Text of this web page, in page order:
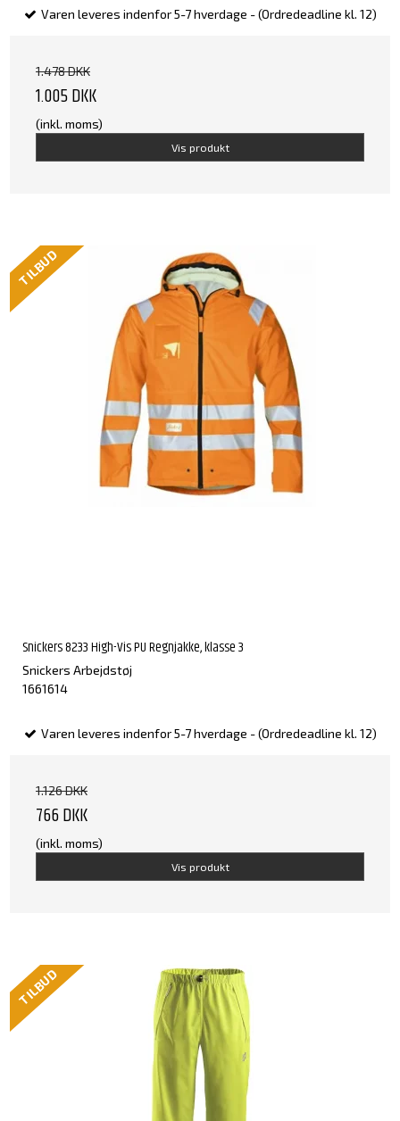
Varen leveres indenfor 5-7 hverdage - (Ordredeadline kl. 12)
1.478 DKK
1.005 DKK
(inkl. moms)
Vis produkt
TILBUD
Snickers 8233 High-Vis PU Regnjakke, klasse 3
Snickers Arbejdstøj
1661614
Varen leveres indenfor 5-7 hverdage - (Ordredeadline kl. 12)
1.126 DKK
766 DKK
(inkl. moms)
Vis produkt
TILBUD